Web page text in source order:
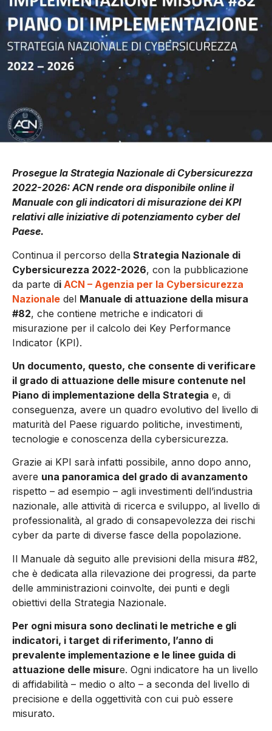
Prosegue la Strategia Nazionale di Cybersicurezza
2022-2026: ACN rende ora disponibile online il
Manuale con gli indicatori di misurazione dei KPI
relativi alle iniziative di potenziamento cyber del
Paese.
Continua il percorso della Strategia Nazionale di
Cybersicurezza 2022-2026, con la pubblicazione
da parte di ACN – Agenzia per la Cybersicurezza
Nazionale del Manuale di attuazione della misura
#82, che contiene metriche e indicatori di
misurazione per il calcolo dei Key Performance
Indicator (KPI).
Un documento, questo, che consente di verificare
il grado di attuazione delle misure contenute nel
Piano di implementazione della Strategia e, di
conseguenza, avere un quadro evolutivo del livello di
maturità del Paese riguardo politiche, investimenti,
tecnologie e conoscenza della cybersicurezza.
Grazie ai KPI sarà infatti possibile, anno dopo anno,
avere una panoramica del grado di avanzamento
rispetto – ad esempio – agli investimenti dell’industria
nazionale, alle attività di ricerca e sviluppo, al livello di
professionalità, al grado di consapevolezza dei rischi
cyber da parte di diverse fasce della popolazione.
Il Manuale dà seguito alle previsioni della misura #82,
che è dedicata alla rilevazione dei progressi, da parte
delle amministrazioni coinvolte, dei punti e degli
obiettivi della Strategia Nazionale.
Per ogni misura sono declinati le metriche e gli
indicatori, i target di riferimento, l’anno di
prevalente implementazione e le linee guida di
attuazione delle misure. Ogni indicatore ha un livello
di affidabilità – medio o alto – a seconda del livello di
precisione e della oggettività con cui può essere
misurato.